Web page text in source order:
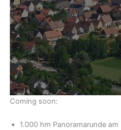
Coming soon:
1.000 hm Panoramarunde